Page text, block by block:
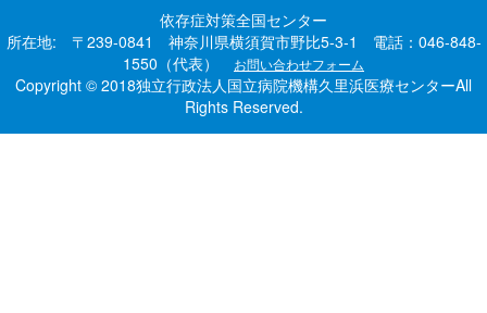
依存症対策全国センター
所在地: 〒239-0841 神奈川県横須賀市野比5-3-1 電話：046-848-
1550（代表）
お問い合わせフォーム
Copyright © 2018独立行政法人国立病院機構久里浜医療センターAll
Rights Reserved.